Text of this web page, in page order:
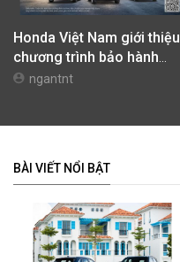
Honda Việt Nam giới thiệu
chương trình bảo hành
chính hãng lên tới 10 năm
ngantnt
BÀI VIẾT NỔI BẬT